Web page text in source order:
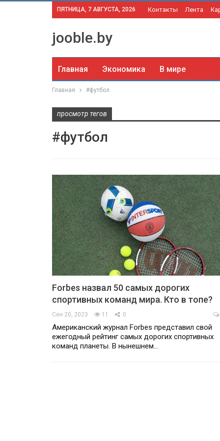
ПЯТНИЦА, 7 АВГУСТА, 2026 Контакты Лента
jooble.by
Главная Экономика В мире
Главная #футбол
просмотр тегов
#футбол
Forbes назвал 50 самых дорогих
спортивных команд мира. Кто в топе?
Сен 20, 2023 11 0
Американский журнал Forbes представил свой
ежегодный рейтинг самых дорогих спортивных
команд планеты. В нынешнем…